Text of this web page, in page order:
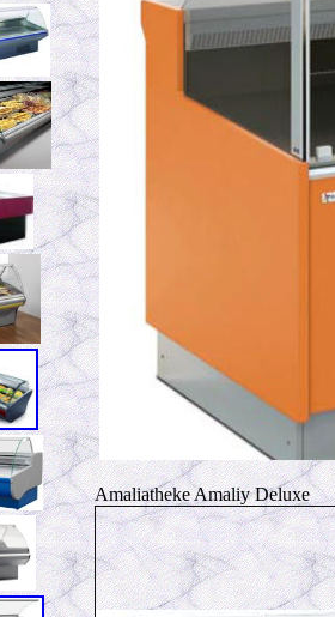
Amaliatheke Amaliy Deluxe